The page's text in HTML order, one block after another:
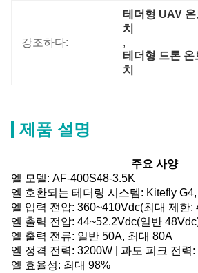
강조하다:
테더형 UAV
치
,
테더형 드론
치
제품 설명
주요 사양
엘 모델: AF-400S48-3.5K
엘 호환되는 테더링 시스템: Kitefly
엘 입력 전압: 360~410Vdc(최대 제한:
엘 출력 전압: 44~52.2Vdc(일반
엘 출력 전류: 일반 50A, 최대 80A
엘 정격 전력: 3200W | 과도 피크 전력
엘 효율성: 최대 98%